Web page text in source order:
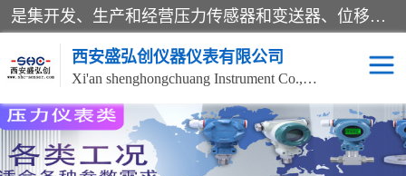
是集开发、生产和经营压力传感器和变送器、位移传感器和变送器、流量传感器和变送器、称重传感器和变送器、测力传感器和变送器、温湿度传感器和变送器、扭矩传感器、智能数显控制仪表等产品的化高新技术企业。
西安盛弘创仪器仪表有限公司
Xi'an shenghongchuang Instrument Co., Ltd
称重传感器 超声波流量计